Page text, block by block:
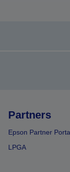
Partners
Epson Partner
LPGA